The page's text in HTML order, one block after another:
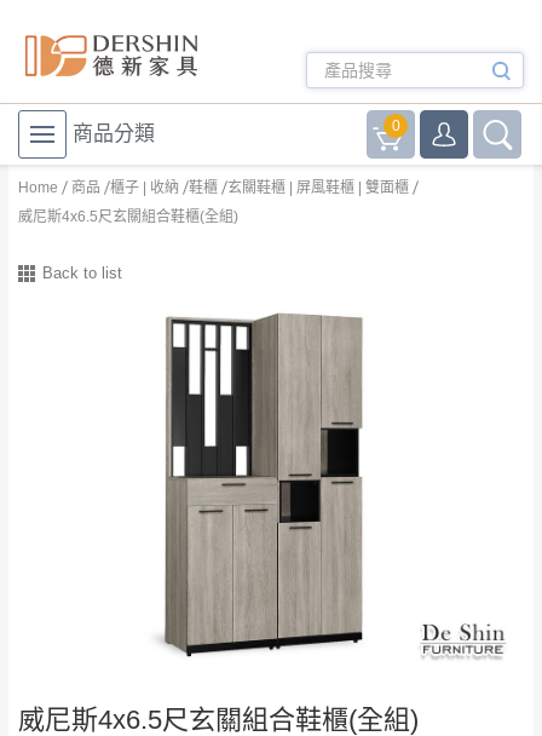
商品分類 0
Home 商品 櫃子 | 收納 鞋櫃 玄關鞋櫃 | 屏風鞋櫃 | 雙面櫃
威尼斯4x6.5尺玄關組合鞋櫃(全組)
Back to list
威尼斯4x6.5尺玄關組合鞋櫃(全組)